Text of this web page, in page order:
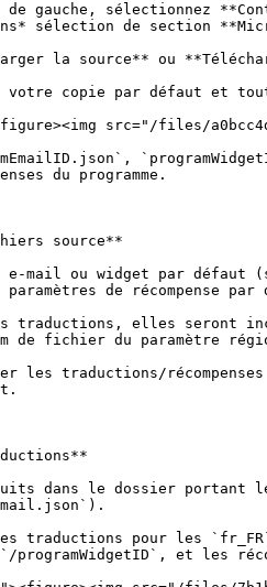
gauche, sélectionnez
sélection de section
la source** ou
copie par défaut et
src="/files/
du programme.
source**
e-mail ou widget par défaut
de récompense par
traductions, elles seront
de fichier du paramètre
les traductions/
dans le dossier portant
programWidgetID`, et les